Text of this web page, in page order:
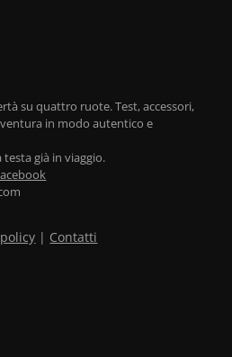
su quattro ruote. Test, accessori,
in modo autentico e
testa già in viaggio.
| Contatti